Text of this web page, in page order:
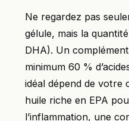
Ne regardez pas
gélule, mais la
DHA). Un
minimum 60 %
idéal dépend de votre
huile riche en EPA
l’inflammation, une